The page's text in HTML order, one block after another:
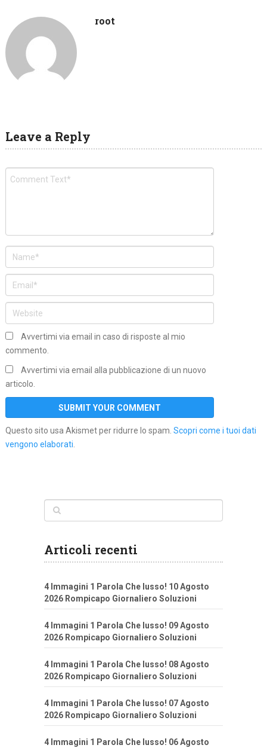
root
Leave a Reply
Avvertimi via email in caso di risposte al mio
commento.
Avvertimi via email alla pubblicazione di un nuovo
articolo.
Questo sito usa Akismet per ridurre lo spam. Scopri come i tuoi dati
vengono elaborati.
Articoli recenti
4 Immagini 1 Parola Che lusso! 10 Agosto
2026 Rompicapo Giornaliero Soluzioni
4 Immagini 1 Parola Che lusso! 09 Agosto
2026 Rompicapo Giornaliero Soluzioni
4 Immagini 1 Parola Che lusso! 08 Agosto
2026 Rompicapo Giornaliero Soluzioni
4 Immagini 1 Parola Che lusso! 07 Agosto
2026 Rompicapo Giornaliero Soluzioni
4 Immagini 1 Parola Che lusso! 06 Agosto